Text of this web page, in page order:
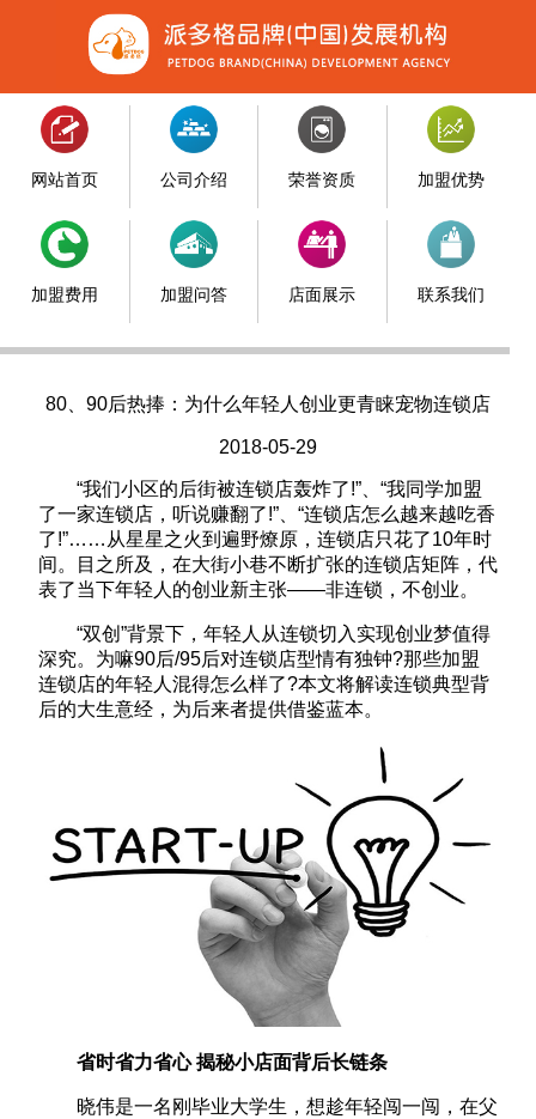
网站首页 公司介绍 荣誉资质 加盟优势
加盟费用 加盟问答 店面展示 联系我们
80、90后热捧：为什么年轻人创业更青睐宠物连锁店
2018-05-29
“我们小区的后街被连锁店轰炸了!”、“我同学加盟
了一家连锁店，听说赚翻了!”、“连锁店怎么越来越吃香
了!”……从星星之火到遍野燎原，连锁店只花了10年时
间。目之所及，在大街小巷不断扩张的连锁店矩阵，代
表了当下年轻人的创业新主张——非连锁，不创业。
“双创”背景下，年轻人从连锁切入实现创业梦值得
深究。为嘛90后/95后对连锁店型情有独钟?那些加盟
连锁店的年轻人混得怎么样了?本文将解读连锁典型背
后的大生意经，为后来者提供借鉴蓝本。
省时省力省心 揭秘小店面背后长链条
晓伟是一名刚毕业大学生，想趁年轻闯一闯，在父